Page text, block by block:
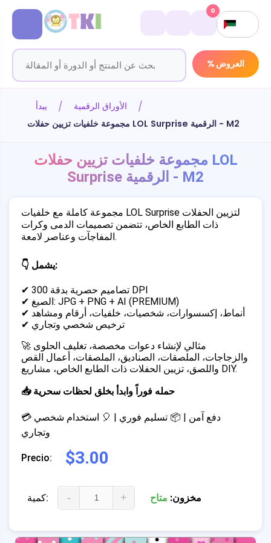
% العروض
0
يبدأ
الأوراق الرقمية
مجموعة خلفيات تزيين حفلات LOL Surprise الرقمية - M2
مجموعة خلفيات تزيين حفلات LOL
Surprise الرقمية - M2
مجموعة كاملة مع خلفيات LOL Surprise لتزيين الحفلات
ذات الطابع الخاص، تتضمن تصميمات الدمى وكرات
المفاجآت وعناصر لامعة.
👇 يشمل:
✔ تصاميم حصرية بدقة 300 DPI
✔ الصيغ: JPG + PNG + AI (PREMIUM)
✔ أنماط، إكسسوارات، شخصيات، خلفيات، أرقام ومشاهد
✔ ترخيص شخصي وتجاري
🚀 مثالي لإنشاء دعوات مخصصة، تغليف الحلوى
والزجاجات، الملصقات، الصناديق، الملصقات، أعمال القص
واللصق، تزيين الحفلات ذات الطابع الخاص، مشاريع DIY.
📥 حمله فوراً وابدأ بخلق لحظات سحرية
💳 دفع آمن | 📦 تسليم فوري | 🎈 استخدام شخصي
وتجاري
Precio: $3.00
كمية: - + مخزون: متاح